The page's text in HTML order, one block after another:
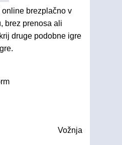
online brezplačno v
brez prenosa ali
druge podobne igre
Vožnja